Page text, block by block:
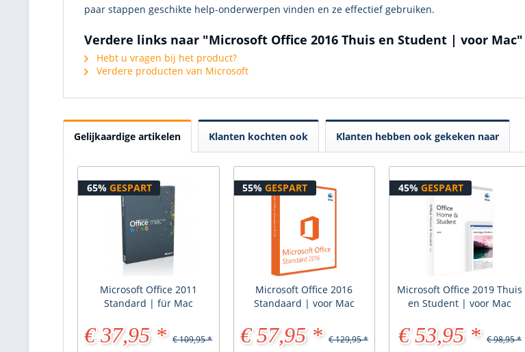
paar stappen geschikte help-onderwerpen vinden en ze effectief gebruiken.
Verdere links naar "Microsoft Office 2016 Thuis en Student | voor Mac"
Hebt u vragen bij het product?
Verdere producten van Microsoft
Gelijkaardige artikelen Klanten kochten ook Klanten hebben ook gekeken naar
65% GESPART
Microsoft Office 2011
Standard | für Mac
€ 37,95 * € 109,95 *
55%GESPART
Microsoft Office 2016
Standaard | voor Mac
€ 57,95 * € 129,95 *
45% GESPART
Microsoft Office 2019 Thuis
en Student | voor Mac
€ 53,95 * € 98,95 *